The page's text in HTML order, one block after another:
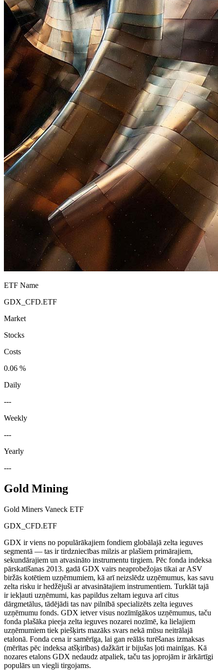
ETF Name
GDX_CFD.ETF
Market
Stocks
Costs
0.06 %
Daily
---
Weekly
---
Yearly
---
Gold Mining
Gold Miners Vaneck ETF
GDX_CFD.ETF
GDX ir viens no populārākajiem fondiem globālajā zelta ieguves
segmentā — tas ir tirdzniecības milzis ar plašiem primārajiem,
sekundārajiem un atvasināto instrumentu tirgiem. Pēc fonda indeksa
pārskatīšanas 2013. gadā GDX vairs neaprobežojas tikai ar ASV
biržās kotētiem uzņēmumiem, kā arī neizslēdz uzņēmumus, kas savu
zelta risku ir hedžējuši ar atvasinātajiem instrumentiem. Turklāt tajā
ir iekļauti uzņēmumi, kas papildus zeltam ieguva arī citus
dārgmetālus, tādējādi tas nav pilnībā specializēts zelta ieguves
uzņēmumu fonds. GDX ietver visus nozīmīgākos uzņēmumus, taču
fonda plašāka pieeja zelta ieguves nozarei nozīmē, ka lielajiem
uzņēmumiem tiek piešķirts mazāks svars nekā mūsu neitrālajā
etalonā. Fonda cena ir samērīga, lai gan reālās turēšanas izmaksas
(mērītas pēc indeksa atšķirības) dažkārt ir bijušas ļoti mainīgas. Kā
nozares etalons GDX nedaudz atpaliek, taču tas joprojām ir ārkārtīgi
populārs un viegli tirgojams.